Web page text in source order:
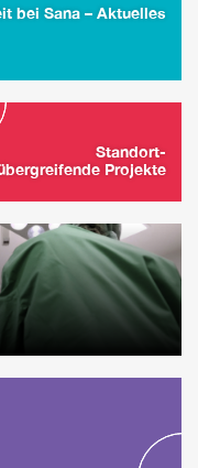
bei Sana – Aktuelles
Standort-
Projekte